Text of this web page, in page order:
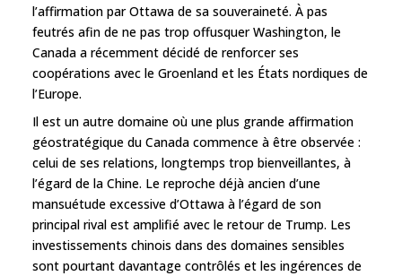
l’affirmation par Ottawa de sa souveraineté. À pas
feutrés afin de ne pas trop offusquer Washington, le
Canada a récemment décidé de renforcer ses
coopérations avec le Groenland et les États nordiques de
l’Europe.
Il est un autre domaine où une plus grande affirmation
géostratégique du Canada commence à être observée :
celui de ses relations, longtemps trop bienveillantes, à
l’égard de la Chine. Le reproche déjà ancien d’une
mansuétude excessive d’Ottawa à l’égard de son
principal rival est amplifié avec le retour de Trump. Les
investissements chinois dans des domaines sensibles
sont pourtant davantage contrôlés et les ingérences de